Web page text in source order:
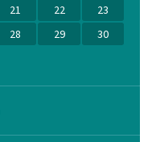
21 22
23
28 29
30